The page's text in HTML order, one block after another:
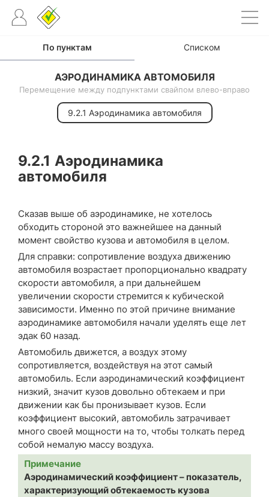
По пунктам Списком
АЭРОДИНАМИКА АВТОМОБИЛЯ
Перемещение между подпунктами свайпом влево-вправо
9.2.1 Аэродинамика автомобиля
9.2.1 Аэродинамика
автомобиля
Сказав выше об аэродинамике, не хотелось
обходить стороной это важнейшее на данный
момент свойство кузова и автомобиля в целом.
Для справки: сопротивление воздуха движению
автомобиля возрастает пропорционально квадрату
скорости автомобиля, а при дальнейшем
увеличении скорости стремится к кубической
зависимости. Именно по этой причине внимание
аэродинамике автомобиля начали уделять еще лет
эдак 60 назад.
Автомобиль движется, а воздух этому
сопротивляется, воздействуя на этот самый
автомобиль. Если аэродинамический коэффициент
низкий, значит кузов довольно обтекаем и при
движении как бы пронизывает кузов. Если
коэффициент высокий, автомобиль затрачивает
много своей мощности на то, чтобы толкать перед
собой немалую массу воздуха.
Примечание
Аэродинамический коэффициент – показатель,
характеризующий обтекаемость кузова